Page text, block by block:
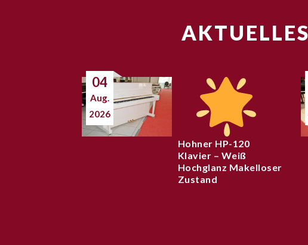
04
Aug.
2026
Hohner HP-120
Klavier – Weiß
Hochglanz Makelloser
Zustand